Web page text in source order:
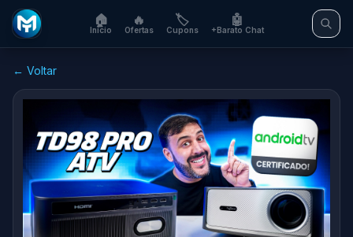
🏠
Início
🔥
Ofertas
🏷️
Cupons
🤖
+Barato Chat
← Voltar